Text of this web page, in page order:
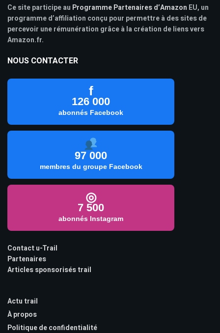
Ce site participe au Programme Partenaires d’Amazon EU, un
programme d’affiliation conçu pour permettre à des sites de
percevoir une rémunération grâce à la création de liens vers
Amazon.fr.
NOUS CONTACTER
f
126 000
abonnés Facebook
97 000
membres du groupe Facebook
◎
7 500
abonnés Instagram
Contact u-Trail
Partenaires
Articles sponsorisés trail
Actu trail
À propos
Politique de confidentialité